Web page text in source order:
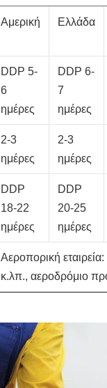
Αμερική Ελλάδα
DDP 5-
6
ημέρες
DDP 6-
7
ημέρες
2-3
ημέρες
2-3
ημέρες
DDP
18-22
ημέρες
DDP
20-25
ημέρες
Αεροπορική
κ.λπ., αεροδρόμιο